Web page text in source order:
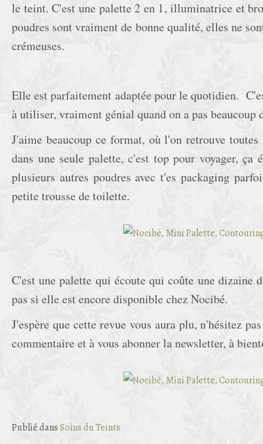
le teint. C'est une palette 2 en 1, illuminatrice et
poudres sont vraiment de bonne qualité, elles ne
crémeuses.
Elle est parfaitement adaptée pour le quotidien.
à utiliser, vraiment génial quand on a pas
J'aime beaucoup ce format, où l'on retrouve toutes
dans une seule palette, c'est top pour voyager, ça
plusieurs autres poudres avec t'es packaging
petite trousse de toilette.
C'est une palette qui écoute qui coûte une dizaine
pas si elle est encore disponible chez Nocibé.
J'espère que cette revue vous aura plu, n'hésitez
commentaire et à vous abonner la newsletter, à
Publié dansSoins du Teints